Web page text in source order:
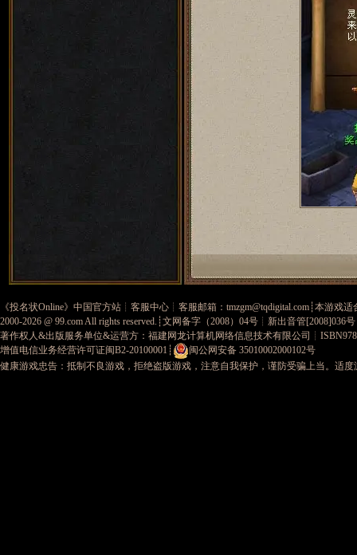
《投名状Online》中国官方站┊ 客服中心 ┊客服邮箱： tmzgm@tqdigital.com ┊本游戏适
2000-2026 @ 99.comAll rights reserved.┊ 文网备字（2008）04号 ┊新出音管[2008]036
著作权人&出版服务单位&运营方：福建网龙计算机网络信息技术有限公司
增值电信业务经营许可证闽B2-20100001 ┊
闽公网安备 35010002000102号
健康游戏忠告：抵制不良游戏，拒绝盗版游戏，注意自我保护，谨防受骗上当。适